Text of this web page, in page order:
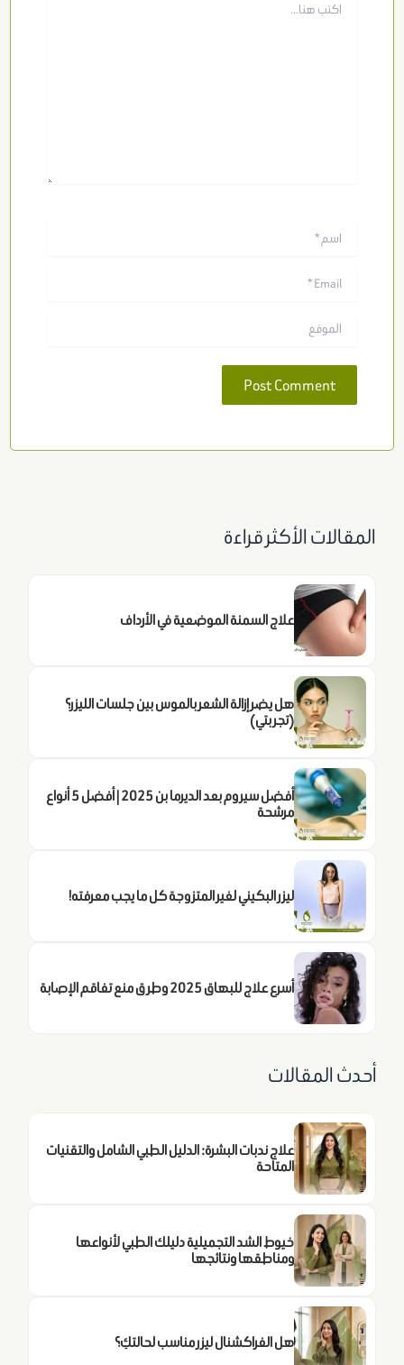
هنا...
المقالات الأكثر قراءة
علاج السمنة الموضعية في الأرداف
هل يضر إزالة الشعر بالموس بين جلسات الليزر؟
(تجربتي)
أفضل سيروم بعد الديرما بن 2025 | أفضل 5 أنواع
مرشحة
ليزر البكيني لغير المتزوجة كل ما يجب معرفته!
أسرع علاج للبهاق 2025 وطرق منع تفاقم الإصابة
أحدث المقالات
علاج ندبات البشرة: الدليل الطبي الشامل والتقنيات
المتاحة
خيوط الشد التجميلية دليلك الطبي لأنواعها
ومناطقها ونتائجها
هل الفراكشنال ليزر مناسب لحالتكِ؟